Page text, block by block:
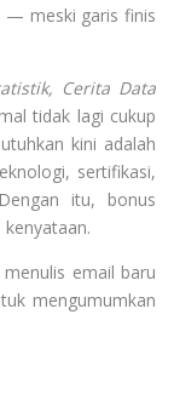
— meski garis finis
Cerita Data
tidak lagi cukup
kini adalah
sertifikasi,
itu, bonus
email baru
mengumumkan